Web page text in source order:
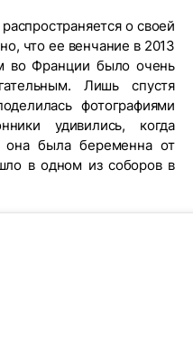
о своей
что ее венчание в 2013
во Франции было очень
Лишь спустя
фотографиями
удивились, когда
была беременна от
в одном из соборов в